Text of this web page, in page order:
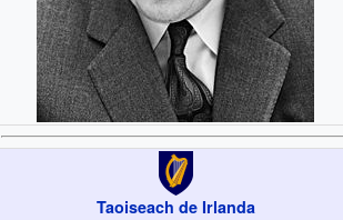
Taoiseach de Irlanda